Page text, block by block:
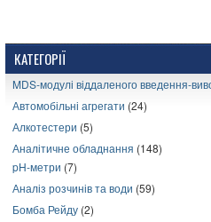
КАТЕГОРІЇ
MDS-модулі віддаленого введення-
Автомобільні агрегати (24)
Алкотестери (5)
Аналітичне обладнання (148)
pH-метри (7)
Аналіз розчинів та води (59)
Бомба Рейду (2)